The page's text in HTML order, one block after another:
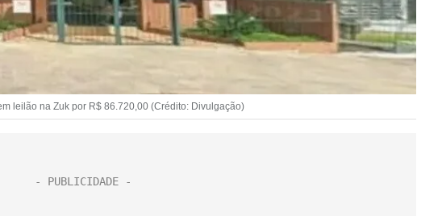
leilão na Zuk por R$ 86.720,00 (Crédito: Divulgação)